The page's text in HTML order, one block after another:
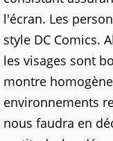
l'écran. Les
style DC Comics.
les visages sont
montre
environnements
nous faudra en